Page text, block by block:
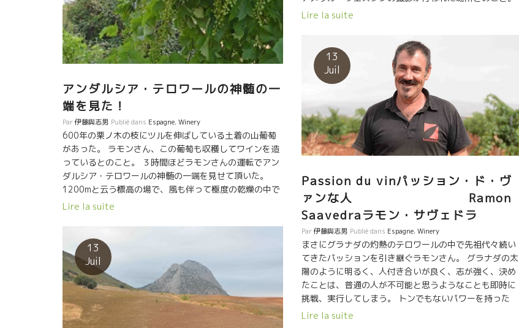
アンダルシア・テロワールの神髄の一
端を見た！
Par伊藤與志男 Publié dans Espagne,Winery
600年の栗ノ木の枝にツルを伸ばしている土着の山葡萄
があった。 ラモンさん、この葡萄も収穫してワインを造
っているとのこと。 ３時間ほどラモンさんの運転でアン
ダルシア・テロワールの神髄の一端を見せて頂いた。
1200mと云う標高の場で、風も伴って極度の乾燥の中で
葡萄を育てると、 果実も酸までもが凝縮する。 ラモンさ
んのワインを飲む度に、この雄大な景観が浮かんでくる
だろう。 日本の皆さんにも、この景色とともに送り届け
たい。
Lire la suite
理由は、インデアンが山の上から出てきそうな景観もさ
ーで、映画撮影に最適な条件が備わっているとのこと。
光がピュアーと云えば、葡萄もその光を享けて光合成を
やって葡萄を育てている。 きっと葡萄にも、ワインにも
ピュアーな影響を与えているに違いない。 葡萄園の横に
巨大な栗の木があり。なんと樹齢600年を超すと云う。
大木がここまで生き延びるのは、地場にエネルギーがあ
るのだろう。 近づくと、日本の神社に来たような静観
な“気”のようなものを感じる。 思わず座りたくなる。背
中から温かなエネルギーのようなもので体が包まれたよ
うな感覚。 ラモンさんのワインは、こんなエネルギーが
流れている“場”で育った葡萄を仕込んでいる。
Lire la suite
13
Juil
Passion du vinパッション・ド・ヴ
ァンな人 Ramon
Saavedraラモン・サヴェドラ
Par伊藤與志男 Publié dans Espagne,Winery
まさにグラナダの灼熱のテロワールの中で先祖代々続い
てきたパッションを引き継ぐラモンさん。 グラナダの太
陽のように明るく、人付き合いが良く、志が強く、決め
たことは、普通の人が不可能と思うようなことも即時に
挑戦、実行してしまう。 トンでもないパワーを持った
人。 この人に逢うためにGraenaグラエナ村にやって来
Lire la suite
13
Juil